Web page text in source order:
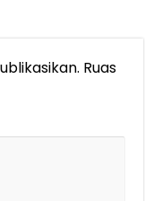
Ruas